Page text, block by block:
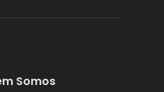
Somos